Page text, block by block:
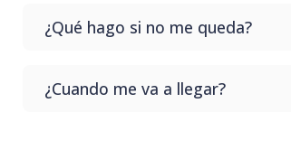
¿Qué hago si no me queda?
sin costo en nuestro punto de retiro.
¿Cuando me va a llegar?